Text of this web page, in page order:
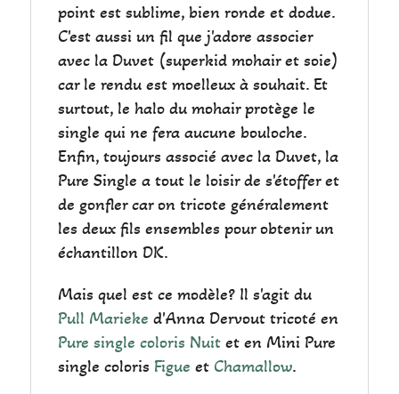
point est sublime, bien ronde et dodue.
C'est aussi un fil que j'adore associer
avec la Duvet (superkid mohair et soie)
car le rendu est moelleux à souhait. Et
surtout, le halo du mohair protège le
single qui ne fera aucune bouloche.
Enfin, toujours associé avec la Duvet, la
Pure Single a tout le loisir de s'étoffer et
de gonfler car on tricote généralement
les deux fils ensembles pour obtenir un
échantillon DK.
Mais quel est ce modèle? Il s'agit du
Pull Marieke d'Anna Dervout tricoté en
Pure single coloris Nuitet en Mini Pure
single coloris Figue et Chamallow.